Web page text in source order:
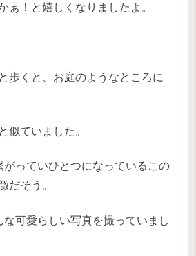
ぁ！と嬉しくなりましたよ。
歩くと、お庭のようなところに
似ていました。
っていひとつになっているこの
だそう。
な可愛らしい写真を撮っていまし